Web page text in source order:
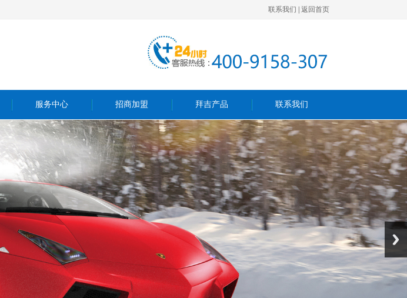
联系我们 返回首页
服务中心 招商加盟 拜吉产品 联系我们